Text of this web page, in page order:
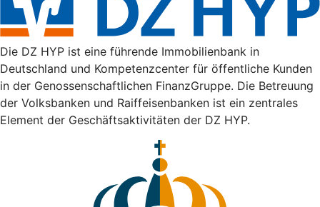
Die DZ HYP ist eine führende Immobilienbank in
Deutschland und Kompetenzcenter für öffentliche Kunden
in der Genossenschaftlichen FinanzGruppe. Die Betreuung
der Volksbanken und Raiffeisenbanken ist ein zentrales
Element der Geschäftsaktivitäten der DZ HYP.